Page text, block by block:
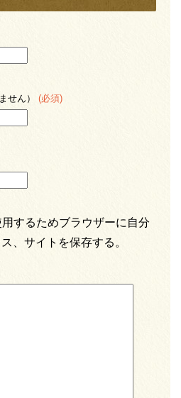
せん） (必須)
するためブラウザーに自分
、サイトを保存する。